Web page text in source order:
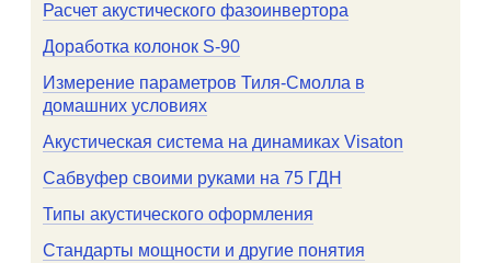
Расчет акустического фазоинвертора
Доработка колонок S-90
Измерение параметров Тиля-Смолла в
домашних условиях
Акустическая система на динамиках Visaton
Сабвуфер своими руками на 75 ГДН
Типы акустического оформления
Стандарты мощности и другие понятия